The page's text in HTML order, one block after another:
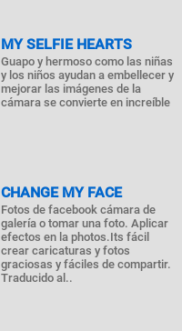
MY SELFIE HEARTS
Guapo y hermoso como las niñas
y los niños ayudan a embellecer y
mejorar las imágenes de la
cámara se convierte en increíble
CHANGE MY FACE
Fotos de facebook cámara de
galería o tomar una foto. Aplicar
efectos en la photos.Its fácil
crear caricaturas y fotos
graciosas y fáciles de compartir.
Traducido al..